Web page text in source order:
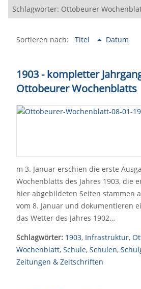
Schlagwörter: Ottobeurer
Sortieren nach: Titel Datum
1903 - kompletter
Ottobeurer Wochenblatts
m 3. Januar erschien die erste
Wochenblatts des Jahres 1903, die
hier abgebildeten Seiten stammen
vom 8. Januar und dokumentieren
das Wetter des Jahres 1902…
Schlagwörter: 1903, Infrastruktur,
Wochenblatt, Schule, Schulen,
Zeitungen & Zeitschriften